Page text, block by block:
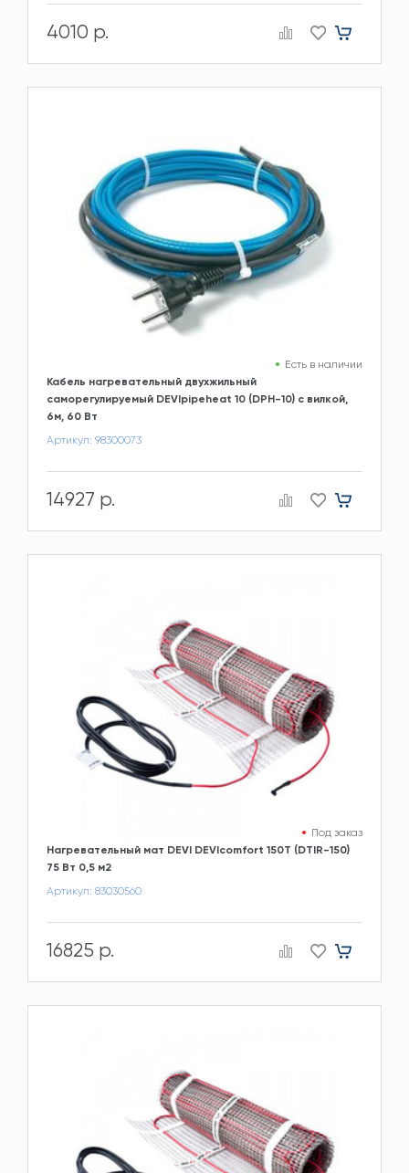
4010 р.
Есть в наличии
Кабель нагревательный двухжильный
саморегулируемый DEVIpipeheat 10 (DPH-10) с вилкой,
6м, 60 Вт
Артикул: 98300073
14927 р.
Под заказ
Нагревательный мат DEVI DEVIcomfort 150T (DTIR-150)
75 Вт 0,5 м2
Артикул: 83030560
16825 р.